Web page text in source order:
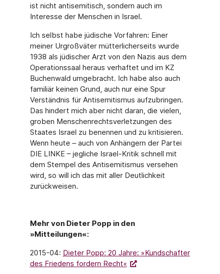
ist nicht antisemitisch, sondern auch im
Interesse der Menschen in Israel.
Ich selbst habe jüdische Vorfahren: Einer
meiner Urgroßväter mütterlicherseits wurde
1938 als jüdischer Arzt von den Nazis aus dem
Operationssaal heraus verhaftet und im KZ
Buchenwald umgebracht. Ich habe also auch
familiär keinen Grund, auch nur eine Spur
Verständnis für Antisemitismus aufzubringen.
Das hindert mich aber nicht daran, die vie­len,
groben Menschenrechtsverletzungen des
Staates Israel zu benennen und zu kritisie­ren.
Wenn heute – auch von Anhängern der Partei
DIE LINKE – jegliche Israel-Kritik schnell mit
dem Stempel des Antisemitismus versehen
wird, so will ich das mit aller Deutlichkeit
zurückweisen.
Mehr von Dieter Popp in den
»Mitteilungen«:
2015-04: Dieter Popp: 20 Jahre: »Kundschafter
des Friedens fordern Recht«